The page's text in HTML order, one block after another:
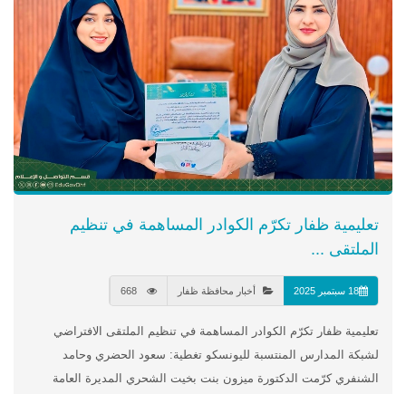
تعليمية ظفار تكرّم الكوادر المساهمة في تنظيم
الملتقى ...
18 سبتمبر 2025 أخبار محافظة ظفار
تعليمية ظفار تكرّم الكوادر المساهمة في تنظيم الملتقى الافتراضي
لشبكة المدارس المنتسبة لليونسكو تغطية: سعود الحضري وحامد
الشنفري كرّمت الدكتورة ميزون بنت بخيت الشحري المديرة العامة